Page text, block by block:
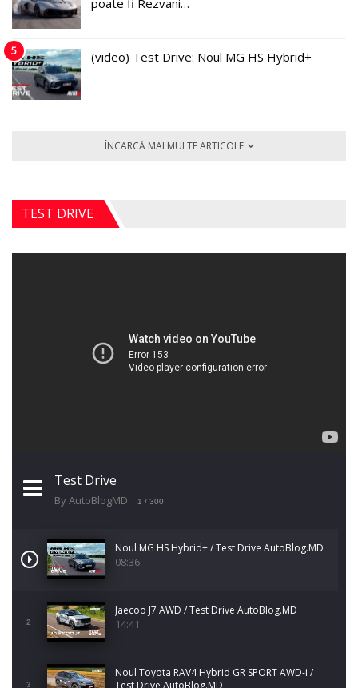
5 (video) Test Drive: Noul MG HS Hybrid+
ÎNCARCĂ MAI MULTE ARTICOLE
TEST DRIVE
Test Drive
By AutoBlogMD 1 / 300
Noul MG HS Hybrid+ / Test Drive AutoBlog.MD
08:36
2
Jaecoo J7 AWD / Test Drive AutoBlog.MD
14:41
3
Noul Toyota RAV4 Hybrid GR SPORT AWD-i /
Test Drive AutoBlog.MD